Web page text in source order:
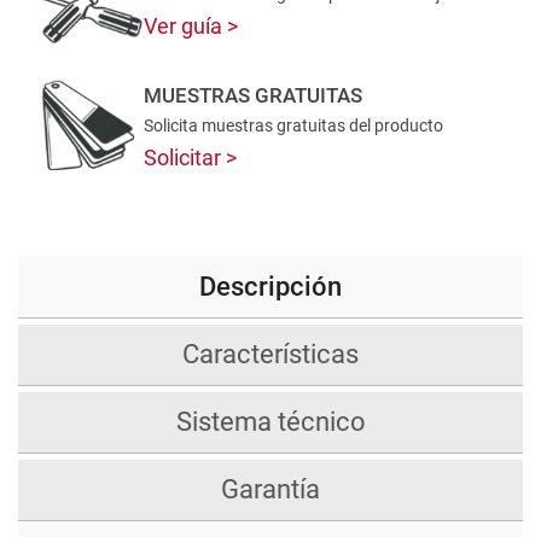
Ver guía
MUESTRAS GRATUITAS
Solicita muestras gratuitas del producto
Solicitar
Descripción
Características
Sistema técnico
Garantía